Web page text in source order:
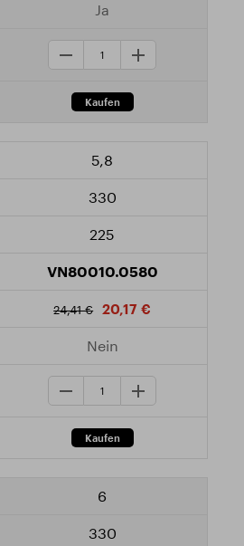
Ja
5,8
330
225
VN80010.0580
24,41 € 20,17 €
Nein
6
330